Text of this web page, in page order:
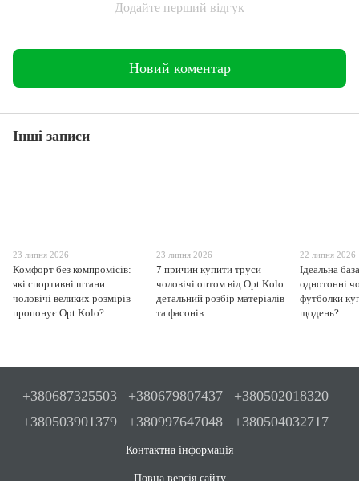
Додайте перший відгук
Новий коментар
Інші записи
23 липня 2026
Комфорт без компромісів:
які спортивні штани
чоловічі великих розмірів
пропонує Opt Kolo?
23 липня 2026
7 причин купити труси
чоловічі оптом від Opt Kolo:
детальний розбір матеріалів
та фасонів
22 липня 2026
Ідеальна
однотонні
футболки
щодень?
+380687325503 +380679807437
+380502018320
+380503901379
+380997647048 +380504032717
Контактна інформація
Повна версія сайту